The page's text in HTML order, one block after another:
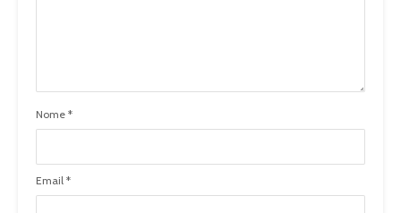
Nome *
Email *